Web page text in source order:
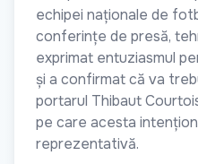
echipei naționale de
conferințe de presă,
exprimat entuziasmul
și a confirmat că va
portarul Thibaut
pe care acesta
reprezentativă.